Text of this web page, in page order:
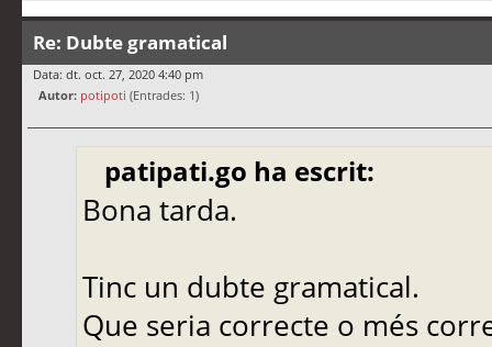
Re: Dubte gramatical
Data: dt. oct. 27, 2020 4:40 pm
Autor: potipoti (Entrades: 1)
patipati.go ha escrit:
Bona tarda.
Tinc un dubte gramatical.
Que seria correcte o més